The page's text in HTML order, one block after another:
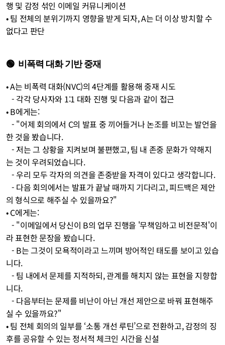
행 및 감정 섞인 이메일 커뮤니케이션
• 팀 전체의 분위기까지 영향을 받게 되자, A는 더 이상 방치할 수
없다고 판단
🟢  비폭력 대화 기반 중재
• A는 비폭력 대화(NVC)의 4단계를 활용해 중재 시도
   - 각각 당사자와 1:1 대화 진행 및 다음과 같이 접근
• B에게는:
   - "어제 회의에서 C의 발표 중 끼어들거나 논조를 비꼬는 발언을
한 것을 봤습니다.
   - 저는 그 상황을 지켜보며 불편했고, 팀 내 존중 문화가 약해지
는 것이 우려되었습니다.
   - 우리 모두 각자의 의견을 존중받을 자격이 있다고 생각합니다.
   - 다음 회의에서는 발표가 끝날 때까지 기다리고, 피드백은 제안
의 형식으로 해주실 수 있을까요?"
• C에게는:
   - "이메일에서 당신이 B의 업무 진행을 '무책임하고 비전문적'이
라 표현한 문장을 봤습니다.
   - B는 그것이 모욕적이라고 느끼며 방어적인 태도를 보이고 있습
니다.
   - 팀 내에서 문제를 지적하되, 관계를 해치지 않는 표현을 지향합
니다.
   - 다음부터는 문제를 비난이 아닌 개선 제안으로 바꿔 표현해주
실 수 있을까요?"
• 팀 전체 회의의 일부를 ‘소통 개선 루틴’으로 전환하고, 감정의 징
후를 공유할 수 있는 정서적 체크인 시간을 신설